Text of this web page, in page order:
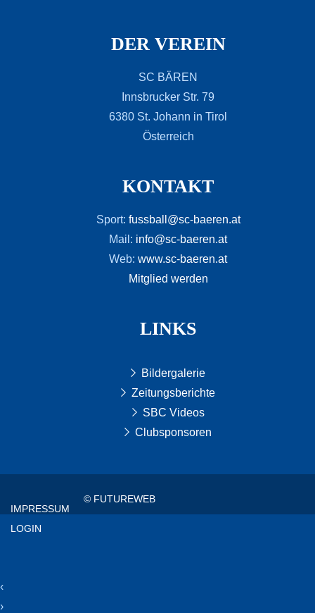
DER VEREIN
SC BÄREN
Innsbrucker Str. 79
6380 St. Johann in Tirol
Österreich
KONTAKT
Sport: fussball@sc-baeren.at
Mail: info@sc-baeren.at
Web: www.sc-baeren.at
Mitglied werden
LINKS
Bildergalerie
Zeitungsberichte
SBC Videos
Clubsponsoren
IMPRESSUM
LOGIN
© FUTUREWEB
‹
›